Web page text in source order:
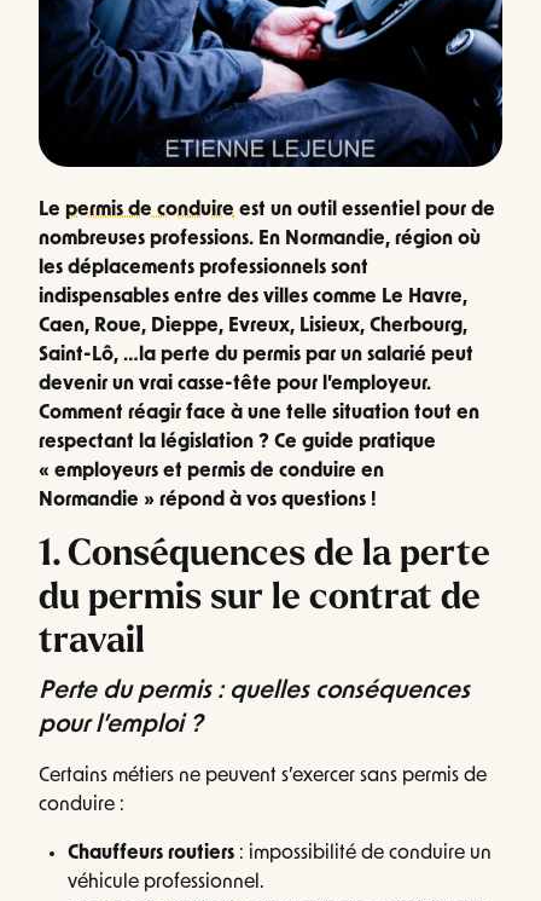
Le permis de conduire est un outil essentiel pour de
nombreuses professions. En Normandie, région où
les déplacements professionnels sont
indispensables entre des villes comme Le Havre,
Caen, Roue, Dieppe, Evreux, Lisieux, Cherbourg,
Saint-Lô, …la perte du permis par un salarié peut
devenir un vrai casse-tête pour l’employeur.
Comment réagir face à une telle situation tout en
respectant la législation ? Ce guide pratique
« employeurs et permis de conduire en
Normandie » répond à vos questions !
1. Conséquences de la perte
du permis sur le contrat de
travail
Perte du permis : quelles conséquences
pour l’emploi ?
Certains métiers ne peuvent s’exercer sans permis de
conduire :
Chauffeurs routiers : impossibilité de conduire un
véhicule professionnel.